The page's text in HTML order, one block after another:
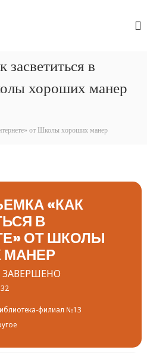
в
хороших манер
от Школы хороших манер
«КАК
В
ОТ ШКОЛЫ
филиал №13